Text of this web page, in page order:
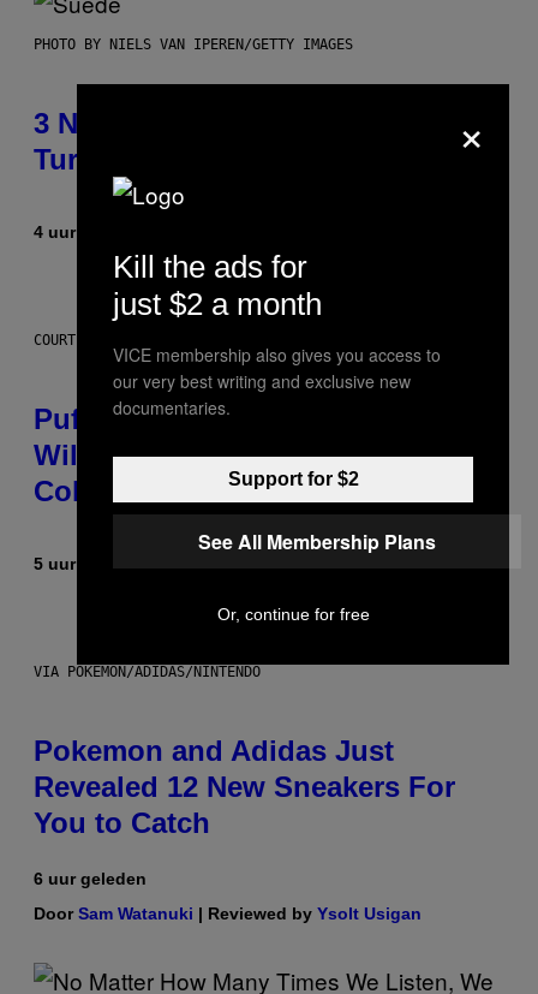
PHOTO BY NIELS VAN IPEREN/GETTY IMAGES
3 No-Skip Britpop Albums
Turning 30 This Year
4 uur geleden
COURTESY OF PUFFCO
Puffco Went Full Gamer With Its
Wild New Plasma Peak Pro
Colorway
5 uur geledenDoorMaha Haq| Reviewed byYsolt Usigan
VIA POKEMON/ADIDAS/NINTENDO
Pokemon and Adidas Just
Revealed 12 New Sneakers For
You to Catch
6 uur geleden
DoorSam Watanuki | Reviewed by Ysolt Usigan
×
Kill the ads for
just $2 a month
VICE membership also gives you access to
our very best writing and exclusive new
documentaries.
Support for $2
See All Membership Plans
Or, continue for free